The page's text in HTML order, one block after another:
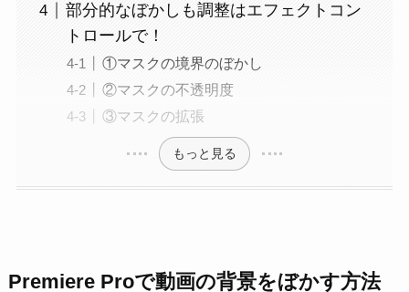
部分的なぼかしも調整はエフェクトコン
トロールで！
①マスクの境界のぼかし
②マスクの不透明度
③マスクの拡張
もっと見る
Premiere Proで動画の背景をぼかす方法